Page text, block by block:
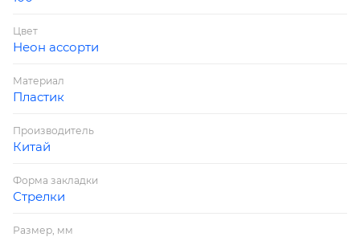
Цвет
Неон ассорти
Материал
Пластик
Производитель
Китай
Форма закладки
Стрелки
Размер, мм